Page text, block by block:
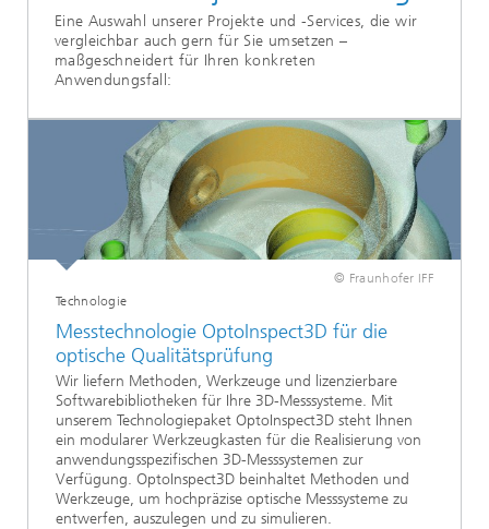
Eine Auswahl unserer Projekte und -Services, die wir
vergleichbar auch gern für Sie umsetzen –
maßgeschneidert für Ihren konkreten
Anwendungsfall:
© Fraunhofer IFF
Technologie
Messtechnologie OptoInspect3D für die
optische Qualitätsprüfung
Wir liefern Methoden, Werkzeuge und lizenzierbare
Softwarebibliotheken für Ihre 3D-Messsysteme. Mit
unserem Technologiepaket OptoInspect3D steht Ihnen
ein modularer Werkzeugkasten für die Realisierung von
anwendungsspezifischen 3D-Messsystemen zur
Verfügung. OptoInspect3D beinhaltet Methoden und
Werkzeuge, um hochpräzise optische Messsysteme zu
entwerfen, auszulegen und zu simulieren.